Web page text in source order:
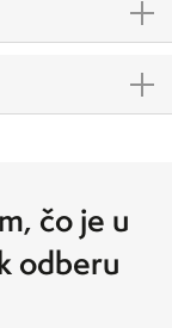
čo je u
odberu